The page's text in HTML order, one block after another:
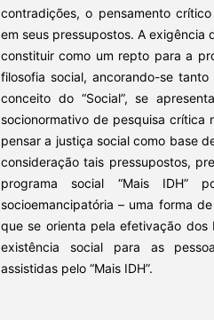
contradições, o pensamento
em seus pressupostos. A exigência
constituir como um repto para a
filosofia social, ancorando-se
conceito do “Social”, se
socionormativo de pesquisa crítica
pensar a justiça social como base
consideração tais pressupostos,
programa social “Mais IDH”
socioemancipatória – uma forma
que se orienta pela efetivação dos
existência social para as
assistidas pelo “Mais IDH”.